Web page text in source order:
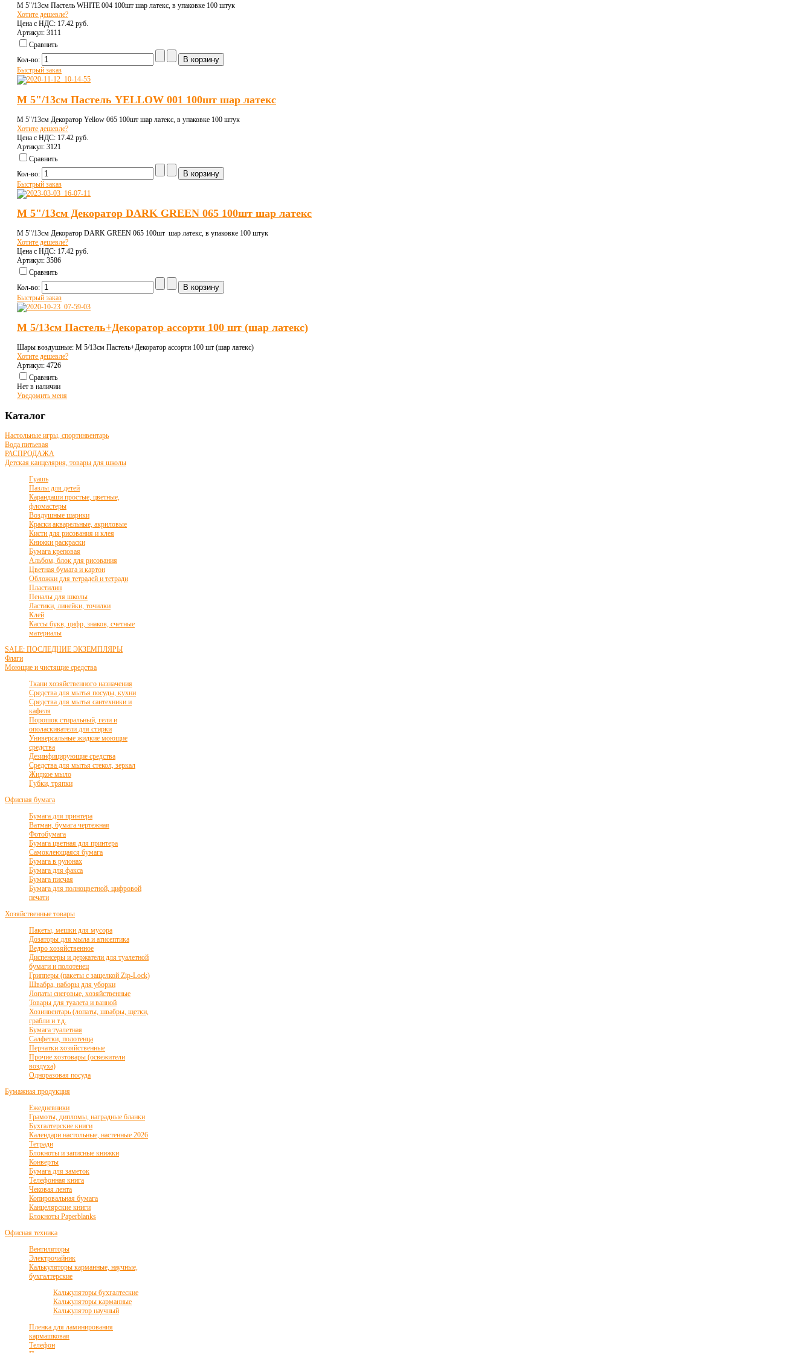
M 5"/13см Пастель WHITE 004 100шт шар латекс, в упаковке 100 штук
Хотите дешевле?
Цена с НДС: 17.42 pуб.
Артикул: 3111
Сравнить
Кол-во:
Быстрый заказ
M 5"/13см Пастель YELLOW 001 100шт шар латекс
M 5"/13см Декоратор Yellow 065 100шт шар латекс, в упаковке 100 штук
Хотите дешевле?
Цена с НДС: 17.42 pуб.
Артикул: 3121
Сравнить
Кол-во:
Быстрый заказ
M 5"/13см Декоратор DARK GREEN 065 100шт шар латекс
M 5"/13см Декоратор DARK GREEN 065 100шт шар латекс, в упаковке 100 штук
Хотите дешевле?
Цена с НДС: 17.42 pуб.
Артикул: 3586
Сравнить
Кол-во:
Быстрый заказ
M 5/13см Пастель+Декоратор ассорти 100 шт (шар латекс)
Шары воздушные: M 5/13см Пастель+Декоратор ассорти 100 шт (шар латекс)
Хотите дешевле?
Артикул: 4726
Сравнить
Нет в наличии
Уведомить меня
Каталог
Настольные игры, спортинвентарь
Вода питьевая
РАСПРОДАЖА
Детская канцелярия, товары для школы
Гуашь
Пазлы для детей
Карандаши простые, цветные,
фломастеры
Воздушные шарики
Краски акварельные, акриловые
Кисти для рисования и клея
Книжки раскраски
Бумага креповая
Альбом, блок для рисования
Цветная бумага и картон
Обложки для тетрадей и тетради
Пластилин
Пеналы для школы
Ластики, линейки, точилки
Клей
Кассы букв, цифр, знаков, счетные
материалы
SALE: ПОСЛЕДНИЕ ЭКЗЕМПЛЯРЫ
Флаги
Моющие и чистящие средства
Ткани хозяйственного назначения
Средства для мытья посуды, кухни
Средства для мытья сантехники и
кафеля
Порошок стиральный, гели и
ополаскиватели для стирки
Универсальные жидкие моющие
средства
Дезинфицирующие средства
Средства для мытья стекол, зеркал
Жидкое мыло
Губки, тряпки
Офисная бумага
Бумага для принтера
Ватман, бумага чертежная
Фотобумага
Бумага цветная для принтера
Самоклеющаяся бумага
Бумага в рулонах
Бумага для факса
Бумага писчая
Бумага для полноцветной, цифровой
печати
Хозяйственные товары
Пакеты, мешки для мусора
Дозаторы для мыла и атисептика
Ведро хозяйственное
Диспенсеры и держатели для туалетной
бумаги и полотенец
Грипперы (пакеты с защелкой Zip-Lock)
Швабра, наборы для уборки
Лопаты снеговые, хозяйственные
Товары для туалета и ванной
Хозинвентарь (лопаты, швабры, щетки,
грабли и т.д.
Бумага туалетная
Салфетки, полотенца
Перчатки хозяйственные
Прочие хозтовары (освежители
воздуха)
Одноразовая посуда
Бумажная продукция
Ежедневники
Грамоты, дипломы, наградные бланки
Бухгалтерские книги
Календари настольные, настенные 2026
Тетради
Блокноты и записные книжки
Конверты
Бумага для заметок
Телефонная книга
Чековая лента
Копировальная бумага
Канцелярские книги
Блокноты Paperblanks
Офисная техника
Вентиляторы
Электрочайник
Калькуляторы карманные, научные,
бухгалтерские
Калькуляторы бухгалтеские
Калькуляторы карманные
Калькулятор научный
Пленка для ламинирования
кармашковая
Телефон